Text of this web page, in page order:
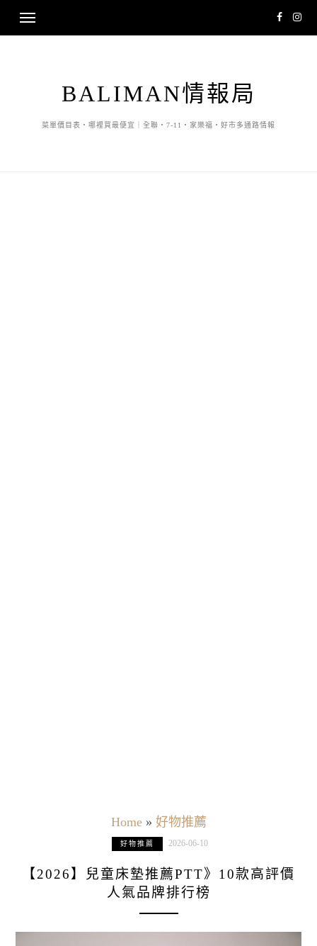
BALIMAN情報局
菜單價目表・哪裡買最便宜｜全聯・7-11・家樂福・好市多通路情報
Home» 好物推薦
好物推薦 2026-06-10
【2026】兒童床墊推薦PTT》10款高評價
人氣品牌排行榜